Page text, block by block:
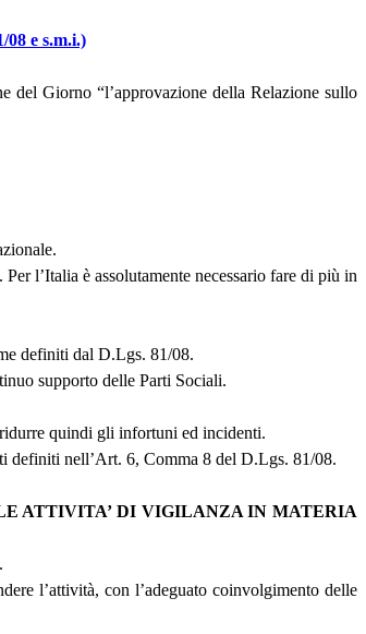
08 e s.m.i.)
del Giorno “l’approvazione della Relazione sullo
l’Italia è assolutamente necessario fare di più in
definiti dal D.Lgs. 81/08.
supporto delle Parti Sociali.
quindi gli infortuni ed incidenti.
definiti nell’Art. 6, Comma 8 del D.Lgs. 81/08.
ATTIVITA’ DI VIGILANZA IN MATERIA
l’attività, con l’adeguato coinvolgimento delle